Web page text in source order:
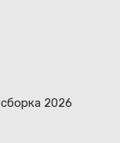
2026